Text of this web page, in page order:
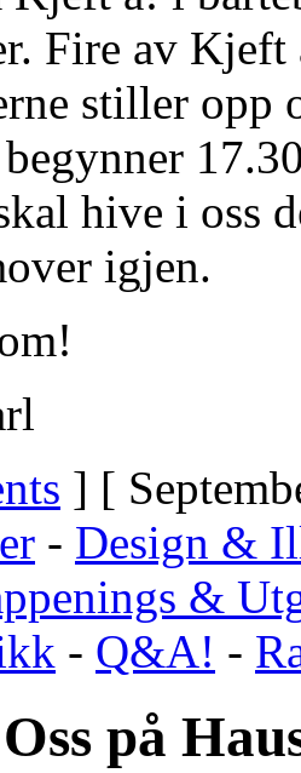
Fire av
stiller opp
hive i oss
igjen.
] [
- Design &
&
- Q&A! -
på